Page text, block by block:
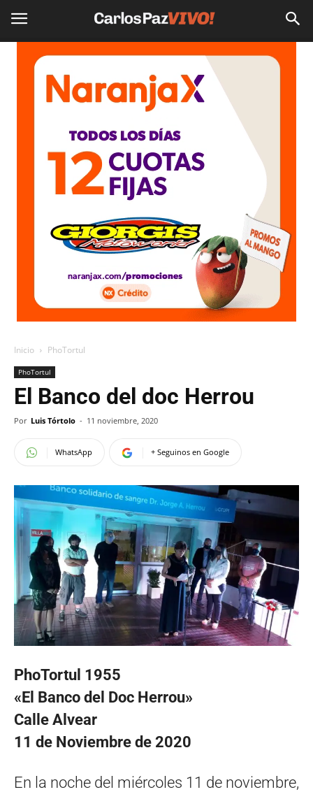
Inicio PhoTortul
PhoTortul
El Banco del doc Herrou
Por Luis Tórtolo - 11 noviembre, 2020
WhatsApp + Seguinos en Google
PhoTortul 1955
«El Banco del Doc Herrou»
Calle Alvear
11 de Noviembre de 2020
En la noche del miércoles 11 de noviembre,